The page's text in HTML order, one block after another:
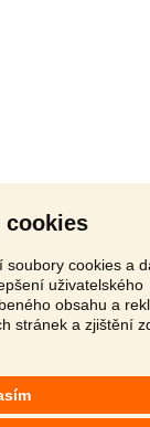
cookies
soubory cookies a
uživatelského
obsahu a
stránek a zjištění